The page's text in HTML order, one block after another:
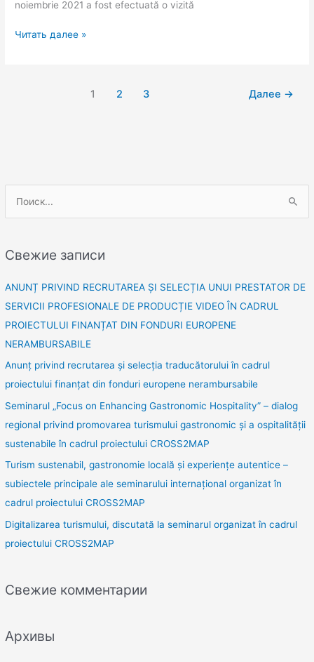
с
Свежие записи
ANUNȚ PRIVIND RECRUTAREA ȘI SELECȚIA UNUI PRESTATOR DE
SERVICII PROFESIONALE DE PRODUCȚIE VIDEO ÎN CADRUL
PROIECTULUI FINANȚAT DIN FONDURI EUROPENE
NERAMBURSABILE
Anunț privind recrutarea și selecția traducătorului în cadrul
proiectului finanțat din fonduri europene nerambursabile
Seminarul „Focus on Enhancing Gastronomic Hospitality” – dialog
regional privind promovarea turismului gastronomic și a ospitalității
sustenabile în cadrul proiectului CROSS2MAP
Turism sustenabil, gastronomie locală și experiențe autentice –
subiectele principale ale seminarului internațional organizat în
cadrul proiectului CROSS2MAP
Digitalizarea turismului, discutată la seminarul organizat în cadrul
proiectului CROSS2MAP
Свежие комментарии
Архивы
noiembrie 2021 a fost efectuată o vizită
Читать далее »
1 2 3 Далее →